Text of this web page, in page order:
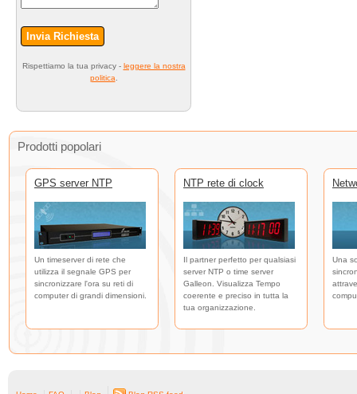
Invia Richiesta
Rispettiamo la tua privacy - leggere la nostra
politica.
Prodotti popolari
GPS server NTP
Un timeserver di rete che
utilizza il segnale GPS per
sincronizzare l'ora su reti di
computer di grandi dimensioni.
NTP rete di clock
Il partner perfetto per qualsiasi
server NTP o time server
Galleon. Visualizza Tempo
coerente e preciso in tutta la
tua organizzazione.
Una